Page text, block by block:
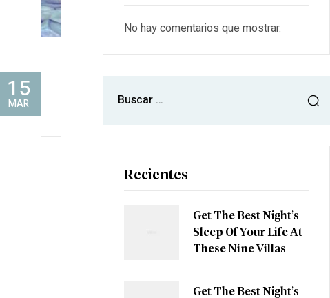
15
MAR
No hay comentarios que mostrar.
Recientes
Get The Best Night’s
Sleep Of Your Life At
These Nine Villas
Get The Best Night’s